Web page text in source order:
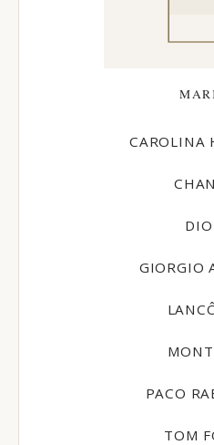
CAROLINA
GIORGIO
PACO
TOM